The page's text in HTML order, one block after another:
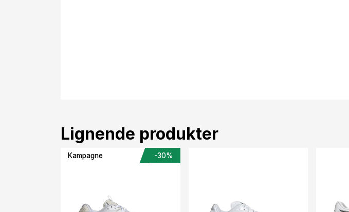
Lignende produkter
Kampagne -30%